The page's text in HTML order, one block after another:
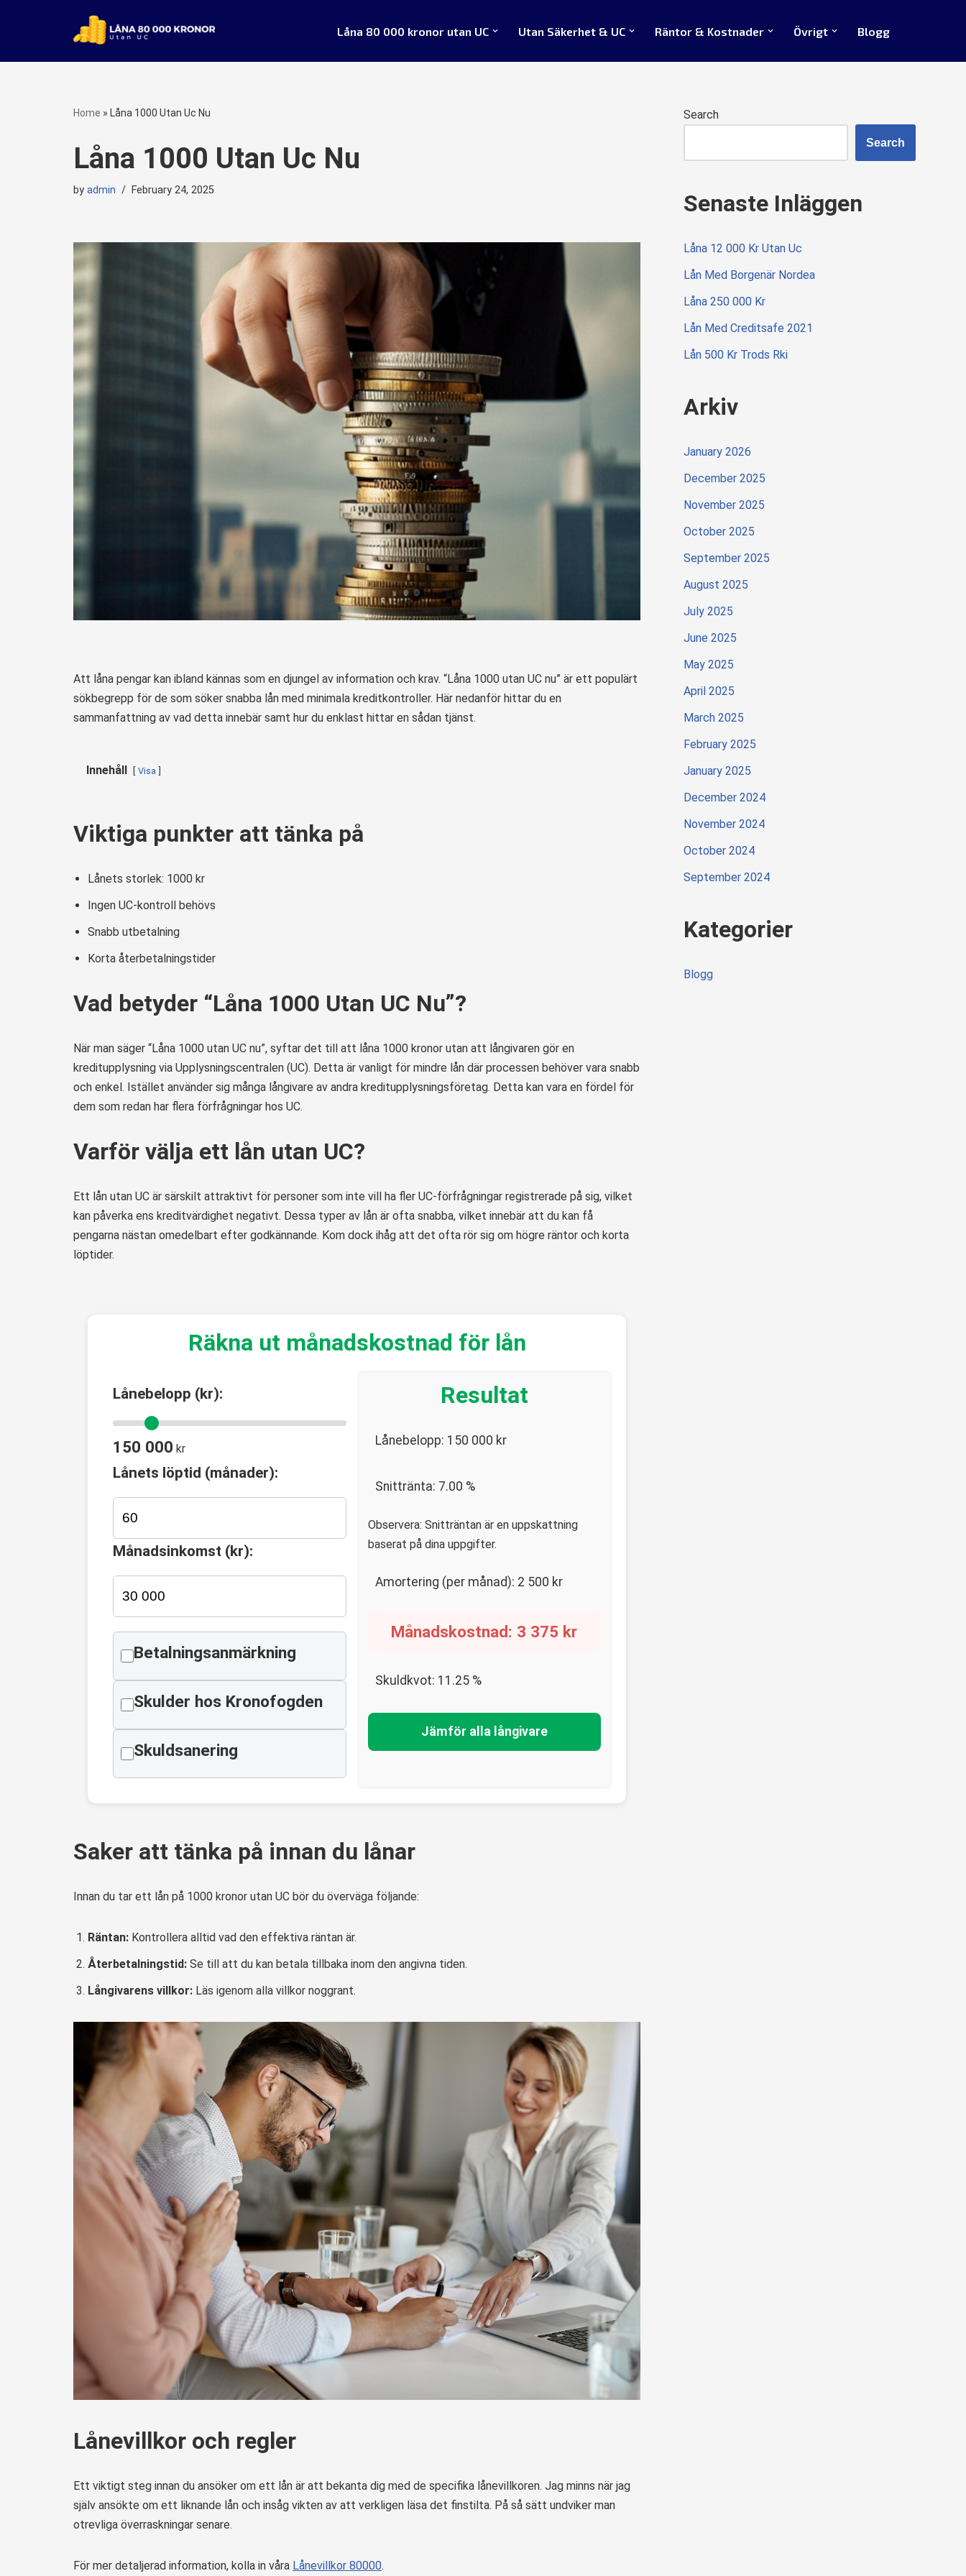
to
Låna 80 000 kronor utan UC Utan Säkerhet & UC Räntor & Kostnader Övrigt Blogg
Home » Låna 1000 Utan Uc Nu
Låna 1000 Utan Uc Nu
by admin February 24, 2025
Att låna pengar kan ibland kännas som en djungel av information och krav. “Låna 1000 utan UC nu” är ett populärt
sökbegrepp för de som söker snabba lån med minimala kreditkontroller. Här nedanför hittar du en
sammanfattning av vad detta innebär samt hur du enklast hittar en sådan tjänst.
Innehåll Visa
Viktiga punkter att tänka på
Lånets storlek: 1000 kr
Ingen UC-kontroll behövs
Snabb utbetalning
Korta återbetalningstider
Vad betyder “Låna 1000 Utan UC Nu”?
När man säger “Låna 1000 utan UC nu”, syftar det till att låna 1000 kronor utan att långivaren gör en
kreditupplysning via Upplysningscentralen (UC). Detta är vanligt för mindre lån där processen behöver vara snabb
och enkel. Istället använder sig många långivare av andra kreditupplysningsföretag. Detta kan vara en fördel för
dem som redan har flera förfrågningar hos UC.
Varför välja ett lån utan UC?
Ett lån utan UC är särskilt attraktivt för personer som inte vill ha fler UC-förfrågningar registrerade på sig, vilket
kan påverka ens kreditvärdighet negativt. Dessa typer av lån är ofta snabba, vilket innebär att du kan få
pengarna nästan omedelbart efter godkännande. Kom dock ihåg att det ofta rör sig om högre räntor och korta
löptider.
Räkna ut månadskostnad för lån
Lånebelopp (kr):
150 000 kr
Lånets löptid (månader):
Månadsinkomst (kr):
Betalningsanmärkning
Skulder hos Kronofogden
Skuldsanering
Resultat
Lånebelopp: 150 000 kr
Snittränta: 7.00 %
Observera: Snitträntan är en uppskattning
baserat på dina uppgifter.
Amortering (per månad): 2 500 kr
Månadskostnad: 3 375 kr
Skuldkvot: 11.25%
Jämför alla långivare
Saker att tänka på innan du lånar
Innan du tar ett lån på 1000 kronor utan UC bör du överväga följande:
Räntan: Kontrollera alltid vad den effektiva räntan är.
Återbetalningstid: Se till att du kan betala tillbaka inom den angivna tiden.
Långivarens villkor: Läs igenom alla villkor noggrant.
Lånevillkor och regler
Ett viktigt steg innan du ansöker om ett lån är att bekanta dig med de specifika lånevillkoren. Jag minns när jag
själv ansökte om ett liknande lån och insåg vikten av att verkligen läsa det finstilta. På så sätt undviker man
otrevliga överraskningar senare.
För mer detaljerad information, kolla in våra Lånevillkor 80000.
Search
Search
Senaste Inläggen
Låna 12 000 Kr Utan Uc
Lån Med Borgenär Nordea
Låna 250 000 Kr
Lån Med Creditsafe 2021
Lån 500 Kr Trods Rki
Arkiv
January 2026
December 2025
November 2025
October 2025
September 2025
August 2025
July 2025
June 2025
May 2025
April 2025
March 2025
February 2025
January 2025
December 2024
November 2024
October 2024
September 2024
Kategorier
Blogg